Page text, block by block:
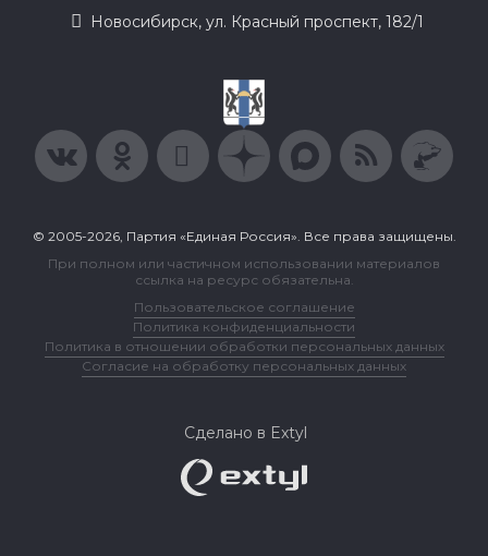
Новосибирск, ул. Красный проспект, 182/1
© 2005-2026, Партия «Единая Россия». Все права защищены.
При полном или частичном использовании материалов
ссылка на ресурс обязательна.
Пользовательское соглашение
Политика конфиденциальности
Политика в отношении обработки персональных данных
Согласие на обработку персональных данных
Сделано в Extyl